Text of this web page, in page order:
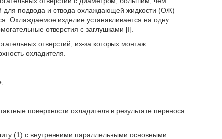
для подвода и отвода охлаждающей жидкости (ОЖ)
Охлаждаемое изделие устанавливается на одну
отверстия с заглушками [I].
отверстий, из-за которых монтаж
охладителя.
поверхности охладителя в результате переноса
(1) с внутренними параллельными основными